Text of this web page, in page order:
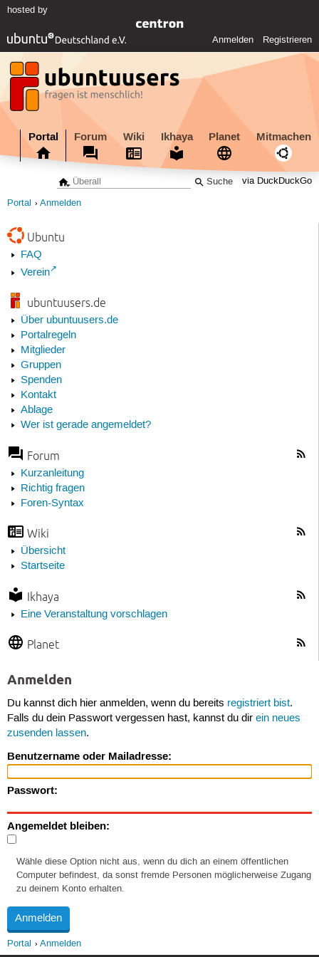
hosted by
Anmelden Registrieren
Portal Forum Wiki Ikhaya Planet Mitmachen
via DuckDuckGo
Portal Anmelden
Ubuntu
FAQ
Verein
ubuntuusers.de
Über ubuntuusers.de
Portalregeln
Mitglieder
Gruppen
Spenden
Kontakt
Ablage
Wer ist gerade angemeldet?
Forum
Kurzanleitung
Richtig fragen
Foren-Syntax
Wiki
Übersicht
Startseite
Ikhaya
Eine Veranstaltung vorschlagen
Planet
Anmelden
Du kannst dich hier anmelden, wenn du bereits registriert bist.
Falls du dein Passwort vergessen hast, kannst du dir ein neues
zusenden lassen.
Benutzername oder Mailadresse:
Passwort:
Angemeldet bleiben:
Wähle diese Option nicht aus, wenn du dich an einem öffentlichen
Computer befindest, da sonst fremde Personen möglicherweise Zugang
zu deinem Konto erhalten.
Portal Anmelden